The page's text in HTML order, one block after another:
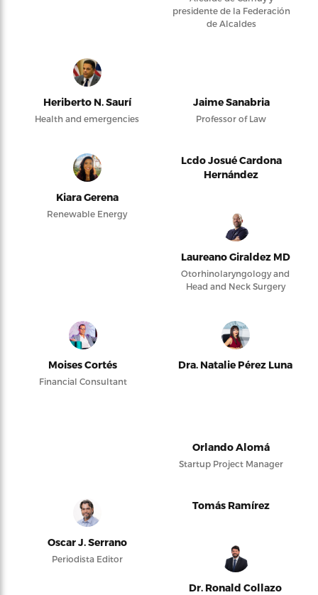
presidente de la Federación
de Alcaldes
Heriberto N. Saurí
Health and emergencies
Jaime Sanabria
Professor of Law
Kiara Gerena
Renewable Energy
Lcdo Josué Cardona
Hernández
Laureano Giraldez MD
Otorhinolaryngology and
Head and Neck Surgery
Moises Cortés
Financial Consultant
Dra. Natalie Pérez Luna
Orlando Alomá
Startup Project Manager
Oscar J. Serrano
Periodista Editor
Tomás Ramírez
Dr. Ronald Collazo